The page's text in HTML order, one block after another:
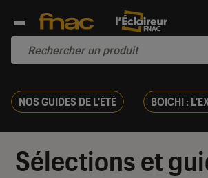
NOS GUIDES DE L'ÉTÉ BOICHI :
Sélections et